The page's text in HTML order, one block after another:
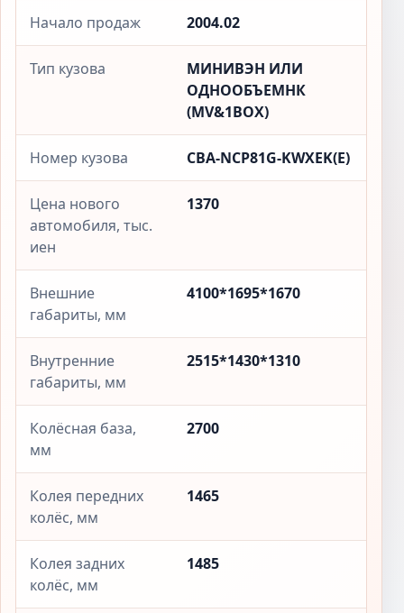
Начало продаж 2004.02
Тип кузова
МИНИВЭН ИЛИ
ОДНООБЪЕМНК
(MV&1BOX)
Номер кузова CBA-NCP81G-KWXEK(E)
Цена нового
автомобиля, тыс.
иен
1370
Внешние
габариты, мм
4100*1695*1670
Внутренние
габариты, мм
2515*1430*1310
Колёсная база,
мм
2700
Колея передних
колёс, мм
1465
Колея задних
колёс, мм
1485